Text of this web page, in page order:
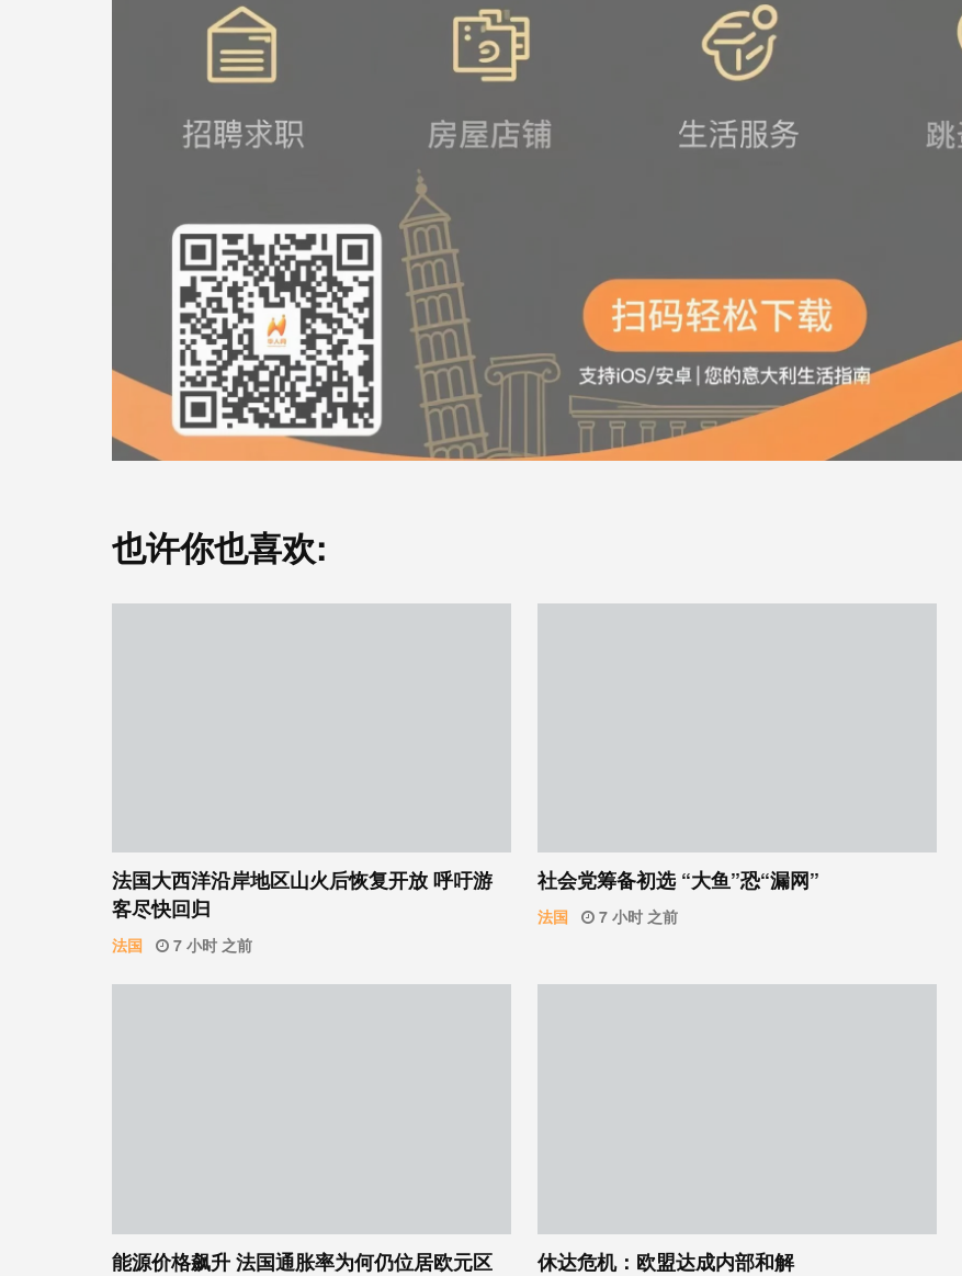
也许你也喜欢:
法国大西洋沿岸地区山火后恢复开放 呼吁游
客尽快回归
法国 7 小时 之前
社会党筹备初选 “大鱼”恐“漏网”
法国 7 小时 之前
能源价格飙升 法国通胀率为何仍位居欧元区
休达危机：欧盟达成内部和解